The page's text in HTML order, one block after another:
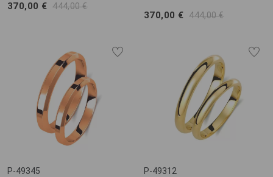
370,00 € 444,00 €
370,00 € 444,00 €
P-49345 P-49312